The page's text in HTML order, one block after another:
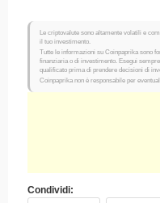
Le criptovalute sono altamente volatili e
il tuo investimento.
Tutte le informazioni su Coinpaprika sono
finanziaria o di investimento. Esegui
qualificato prima di prendere decisioni di
Coinpaprika non è responsabile per
Condividi: